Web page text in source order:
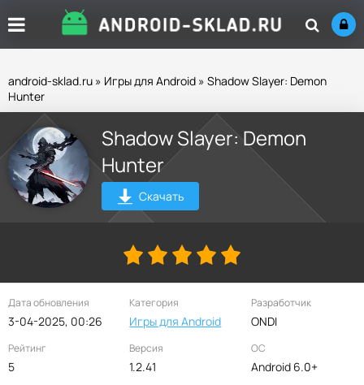
android-sklad.ru » Игры для Android » Shadow Slayer: Demon
Hunter
Shadow Slayer: Demon
Hunter
Скачать
Дата обновления
3-04-2025, 00:26
Категория
Игры для Android
Разработчик
ONDI
Рейтинг
5
Версия
1.2.41
ОС
Android 6.0+